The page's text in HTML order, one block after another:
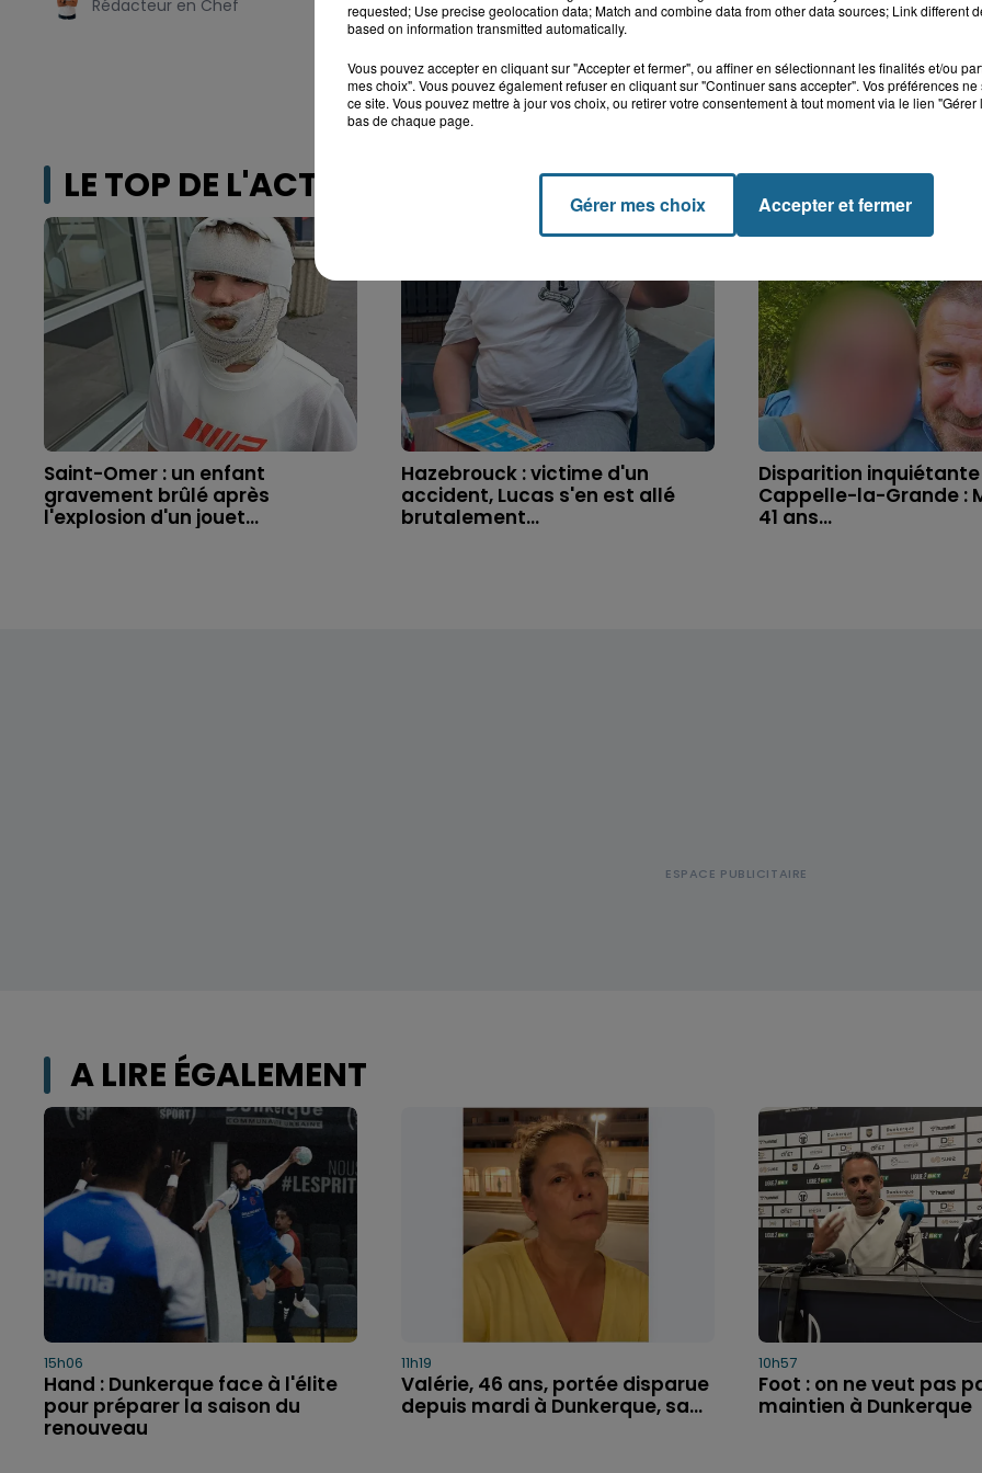
Rédacteur en Chef
LE TOP DE L'ACTU
Saint-Omer : un enfant
gravement brûlé après
l'explosion d'un jouet...
Hazebrouck : victime d'un
accident, Lucas s'en est allé
brutalement...
Disparition
Cappelle-la-Grande :
41 ans...
A LIRE ÉGALEMENT
15h06
Hand : Dunkerque face à l'élite
pour préparer la saison du
renouveau
11h19
Valérie, 46 ans, portée disparue
depuis mardi à Dunkerque, sa...
10h57
Foot : on ne veut pas
maintien à Dunkerque
requested; Use precise geolocation data; Match and combine data from other data sources; Link different
based on information transmitted automatically.
Vous pouvez accepter en cliquant sur "Accepter et fermer", ou affiner en sélectionnant les finalités et/ou
mes choix". Vous pouvez également refuser en cliquant sur "Continuer sans accepter". Vos préférences
ce site. Vous pouvez mettre à jour vos choix, ou retirer votre consentement à tout moment via le lien
bas de chaque page.
Gérer mes choix Accepter et fermer